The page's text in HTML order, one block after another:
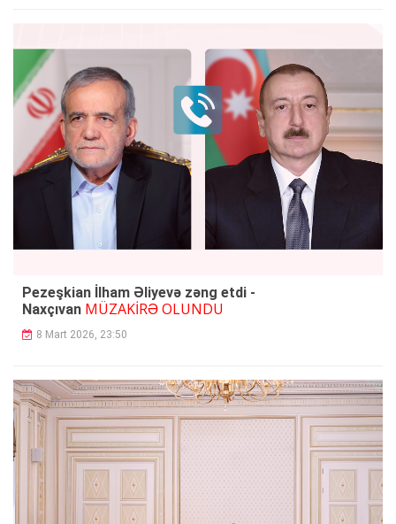
Pezeşkian İlham Əliyevə zəng etdi -
Naxçıvan MÜZAKİRƏ OLUNDU
8 Mart 2026, 23:50